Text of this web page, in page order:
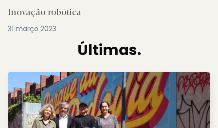
Inovação robótica
31 março 2023
Últimas.